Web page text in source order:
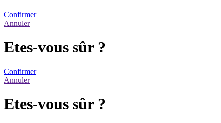
Confirmer
Annuler
Etes-vous sûr ?
Confirmer
Annuler
Etes-vous sûr ?